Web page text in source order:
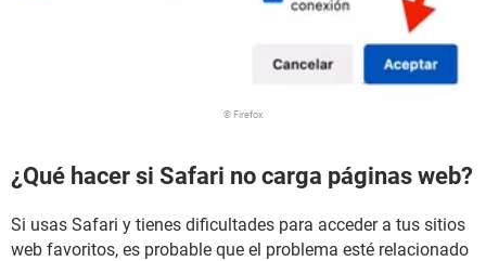
© Firefox
¿Qué hacer si Safari no carga páginas web?
Si usas Safari y tienes dificultades para acceder a tus sitios
web favoritos, es probable que el problema esté relacionado